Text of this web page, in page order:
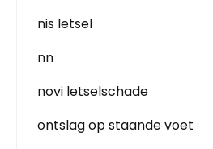
nis letsel
nn
novi letselschade
ontslag op staande voet